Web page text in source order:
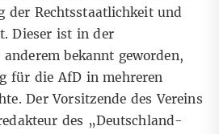
der Rechtsstaatlichkeit und
Dieser ist in der
bekannt geworden,
für die AfDin mehreren
Der Vorsitzende des Vereins
des „Deutschland-